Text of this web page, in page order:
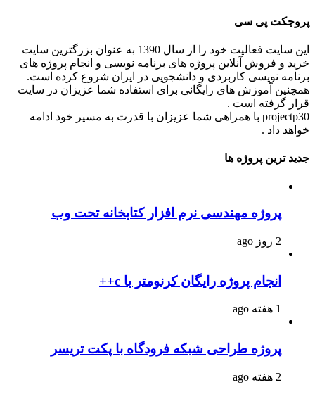
پروجکت پی سی
این سایت فعالیت خود را از سال 1390 به عنوان بزرگترین سایت
خرید و فروش آنلاین پروژه های برنامه نویسی و انجام پروژه های
برنامه نویسی کاربردی و دانشجویی در ایران شروع کرده است.
همچنین آموزش های رایگانی برای استفاده شما عزیزان در سایت
قرار گرفته است .
projectp30 با همراهی شما عزیزان با قدرت به مسیر خود ادامه
خواهد داد .
جدید ترین پروژه ها
پروژه مهندسی نرم افزار کتابخانه تحت وب
2 روز ago
انجام پروژه رایگان کرنومتر با c++
1 هفته ago
پروژه طراحی شبکه فرودگاه با پکت تریسر
2 هفته ago